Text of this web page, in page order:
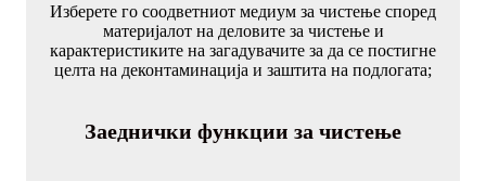
Изберете го соодветниот медиум за чистење според
материјалот на деловите за чистење и
карактеристиките на загадувачите за да се постигне
целта на деконтаминација и заштита на подлогата;
Заеднички функции за чистење